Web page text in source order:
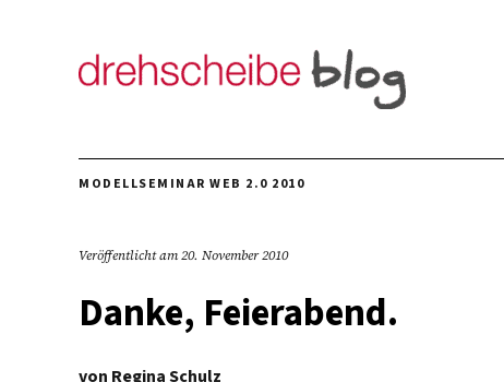
MODELLSEMINAR WEB 2.0 2010
Veröffentlicht am20. November 2010
Danke, Feierabend.
von Regina Schulz